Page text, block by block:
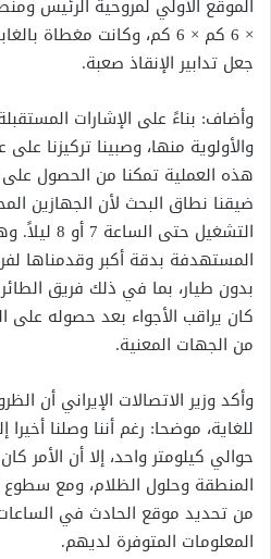
× 6 كم × 6 كم، وكانت مغطاة
جعل تدابير الإنقاذ صعبة.
وأضاف: بناءً على الإشارات
والأولوية منها، وصبينا تركيزنا
هذه العملية تمكنا من الحصول
ضيقنا نطاق البحث لأن الجهازين
التشغيل
المستهدفة بدقة أكبر وقدمناها
بدون طيار، بما في ذلك فريق
كان يراقب الأجواء بعد حصوله على
من الجهات المعنية.
وأكد وزير الاتصالات الإيراني أن
للغاية، موضحا: رغم أننا وصلنا
حوالي كيلومتر واحد، إلا أن الأمر
المنطقة وحلول الظلام، ومع
من تحديد موقع الحادث في
المعلومات المتوفرة لديهم.